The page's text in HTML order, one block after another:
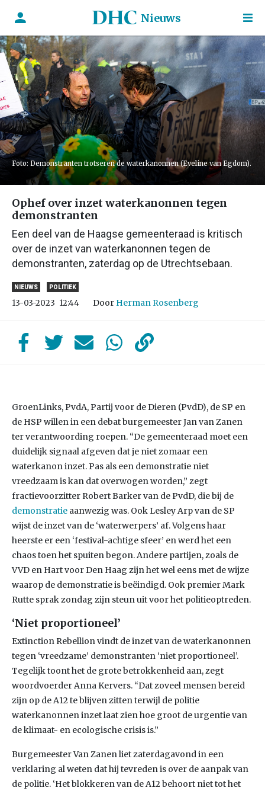
Nieuws
Foto: Demonstranten trotseren de waterkanonnen (Eveline van Egdom).
Ophef over inzet waterkanonnen tegen
demonstranten
Een deel van de Haagse gemeenteraad is kritisch
over de inzet van waterkanonnen tegen de
demonstranten, zaterdag op de Utrechtsebaan.
NIEUWS POLITIEK
13-03-2023 12:44 Door Herman Rosenberg
GroenLinks, PvdA, Partij voor de Dieren (PvdD), de SP en
de HSP willen in een debat burgemeester Jan van Zanen
ter verantwoording roepen. “De gemeenteraad moet een
duidelijk signaal afgeven dat je niet zomaar een
waterkanon inzet. Pas als een demonstratie niet
vreedzaam is kan dat overwogen worden,” zegt
fractievoorzitter Robert Barker van de PvdD, die bij de
demonstratie aanwezig was. Ook Lesley Arp van de SP
wijst de inzet van de ‘waterwerpers’ af. Volgens haar
heerste er een ‘festival-achtige sfeer’ en werd het een
chaos toen het spuiten begon. Andere partijen, zoals de
VVD en Hart voor Den Haag zijn het wel eens met de wijze
waarop de demonstratie is beëindigd. Ook premier Mark
Rutte sprak zondag zijn steun uit voor het politieoptreden.
‘Niet proportioneel’
Extinction Rebellion vindt de inzet van de waterkanonnen
tegen ‘vreedzame’ demonstranten ‘niet proportioneel’.
Tegelijk toont het de grote betrokkenheid aan, zegt
woordvoerder Anna Kervers. “Dat zoveel mensen bereid
zijn op de A12 te blijven zitten terwijl de politie
waterkanonnen inzet laat zien hoe groot de urgentie van
de klimaat- en ecologische crisis is.”
Burgemeester Van Zanen liet zaterdagavond in een
verklaring al weten dat hij tevreden is over de aanpak van
de politie. ‘Het blokkeren van de A12 behoort niet tot het